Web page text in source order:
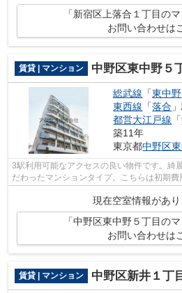
「新宿区上落合１丁目の
お問い合わせは
賃貸 | マンション 中野区東中野５
総武線 「東中野
東西線 「落合
都営大江戸線 「
築11年
東京都中野区
3駅利用可能なアクセスの良い物件です。綺
だわったマンションタイプ。こちらは初期
現在空室情報があり
「中野区東中野５丁目の
お問い合わせは
賃貸 | マンション 中野区新井１丁